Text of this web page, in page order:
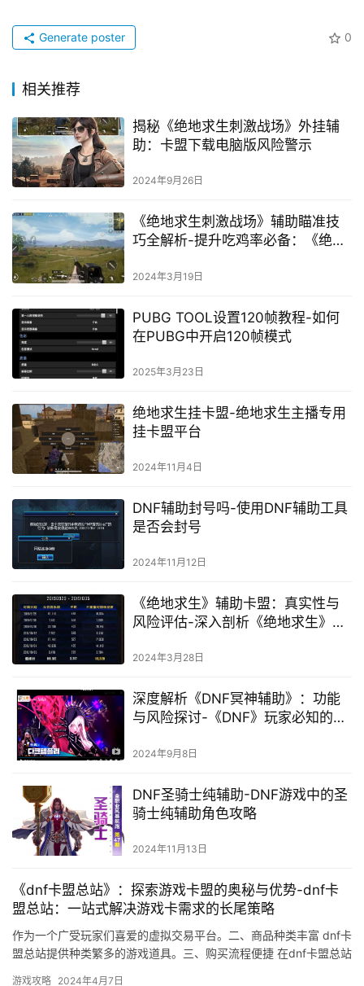
0
Generate poster
相关推荐
揭秘《绝地求生刺激战场》外挂辅
助：卡盟下载电脑版风险警示
2024年9月26日
《绝地求生刺激战场》辅助瞄准技
巧全解析-提升吃鸡率必备：《绝地
2024年3月19日
PUBG TOOL设置120帧教程-如何
在PUBG中开启120帧模式
2025年3月23日
绝地求生挂卡盟-绝地求生主播专用
挂卡盟平台
2024年11月4日
DNF辅助封号吗-使用DNF辅助工具
是否会封号
2024年11月12日
《绝地求生》辅助卡盟：真实性与
风险评估-深入剖析《绝地求生》游
2024年3月28日
深度解析《DNF冥神辅助》：功能
与风险探讨-《DNF》玩家必知的冥
2024年9月8日
DNF圣骑士纯辅助-DNF游戏中的圣
骑士纯辅助角色攻略
2024年11月13日
《dnf卡盟总站》：探索游戏卡盟的奥秘与优势-dnf卡
盟总站：一站式解决游戏卡需求的长尾策略
作为一个广受玩家们喜爱的虚拟交易平台。二、商品种类丰富 dnf卡
盟总站提供种类繁多的游戏道具。三、购买流程便捷 在dnf卡盟总站
游戏攻略 2024年4月7日